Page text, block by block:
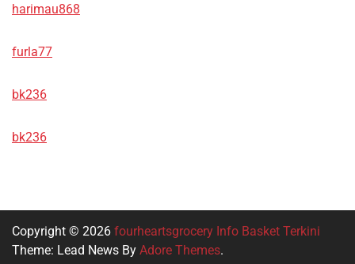
harimau868
furla77
bk236
bk236
Copyright © 2026 fourheartsgrocery Info Basket Terkini
Theme: Lead News By Adore Themes.